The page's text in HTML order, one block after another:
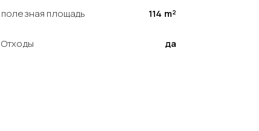
полезная площадь 114 m²
Отходы да